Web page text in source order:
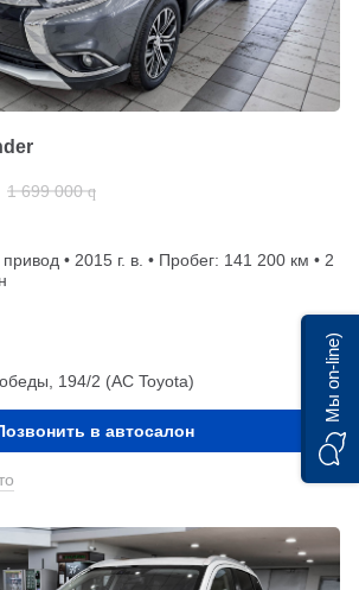
1 699 000 q
• 2015 г. в. • Пробег: 141 200 км • 2
194/2 (АС Toyota)
в автосалон
Мы on-line)